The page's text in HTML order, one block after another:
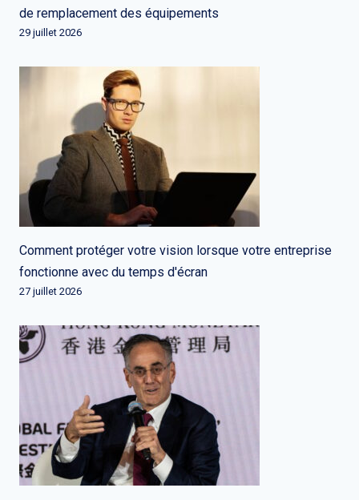
de remplacement des équipements
29 juillet 2026
Comment protéger votre vision lorsque votre entreprise
fonctionne avec du temps d'écran
27 juillet 2026